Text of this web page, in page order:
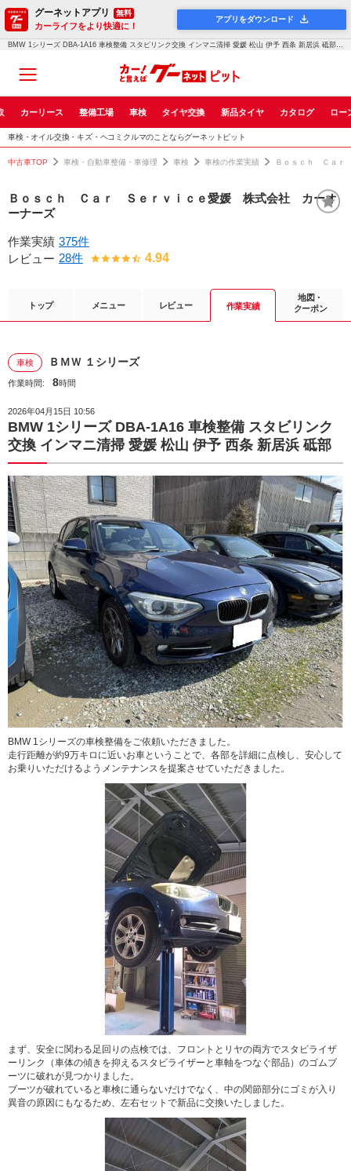
グーネットアプリ 無料
カーライフをより快適に！
アプリをダウンロード
BMW 1シリーズ DBA-1A16 車検整備 スタビリンク交換 インマニ清掃 愛媛 松山 伊予 西条 新居浜 砥部｜車検・点検・修理のグーネットピット
カーリース 整備工場 車検 タイヤ交換 新品タイヤ カタログ ロー
車検・オイル交換・キズ・ヘコミクルマのことならグーネットピット
中古車TOP 車検・自動車整備・車修理 車検 車検の作業実績 Ｂｏｓｃｈ Ｃａｒ
Ｂｏｓｃｈ Ｃａｒ Ｓｅｒｖｉｃｅ愛媛 株式会社 カーオ
ーナーズ
作業実績 375件
レビュー 28件 4.94
トップ メニュー レビュー 作業実績
地図・
クーポン
車検 ＢＭＷ １シリーズ
作業時間: 8時間
2026年04月15日 10:56
BMW 1シリーズ DBA-1A16 車検整備 スタビリンク
交換 インマニ清掃 愛媛 松山 伊予 西条 新居浜 砥部
BMW 1シリーズの車検整備をご依頼いただきました。
走行距離が約9万キロに近いお車ということで、各部を詳細に点検し、安心して
お乗りいただけるようメンテナンスを提案させていただきました。
まず、安全に関わる足回りの点検では、フロントとリヤの両方でスタビライザ
ーリンク（車体の傾きを抑えるスタビライザーと車軸をつなぐ部品）のゴムブ
ーツに破れが見つかりました。
ブーツが破れていると車検に通らないだけでなく、中の関節部分にゴミが入り
異音の原因にもなるため、左右セットで新品に交換いたしました。